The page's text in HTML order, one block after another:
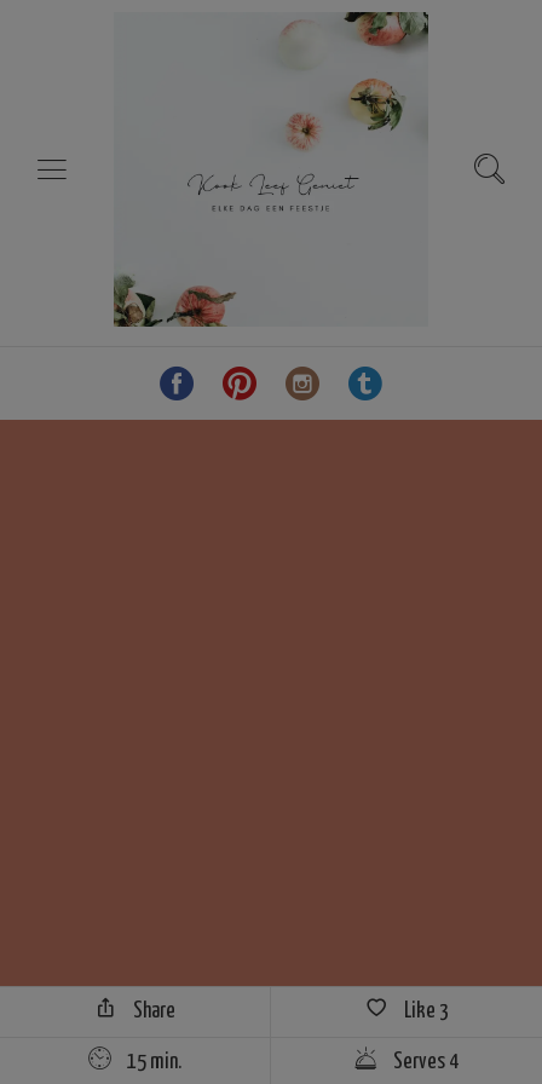
Share Like 3
15 min. Serves 4